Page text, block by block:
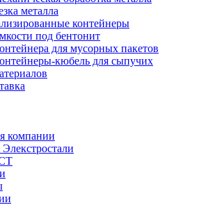
металла
контейнеры
под бентонит
для мусорных пакетов
кюбель для сыпучих
компании